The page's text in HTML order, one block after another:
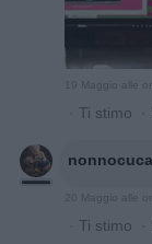
19 Maggio alle
· Ti stimo ·
20 Maggio alle
· Ti stimo ·